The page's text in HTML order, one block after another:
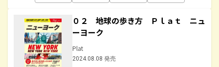
０２ 地球の歩き方 Ｐｌａｔ ニュ
ーヨーク
Plat
2024.08.08 発売